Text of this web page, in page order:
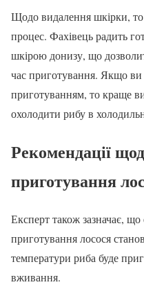
Щодо видалення шкірки,
процес. Фахівець радить
шкірою донизу, що
час приготування. Якщо ви
приготуванням, то краще
охолодити рибу в
Рекомендації
приготування
Експерт також зазначає,
приготування лосося
температури риба буде
вживання.